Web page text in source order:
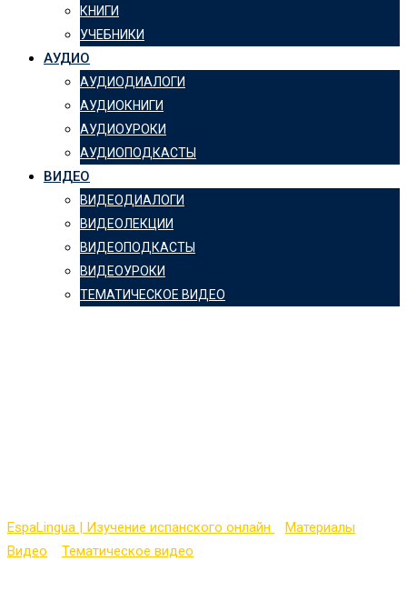
КНИГИ
УЧЕБНИКИ
АУДИО
АУДИОДИАЛОГИ
АУДИОКНИГИ
АУДИОУРОКИ
АУДИОПОДКАСТЫ
ВИДЕО
ВИДЕОДИАЛОГИ
ВИДЕОЛЕКЦИИ
ВИДЕОПОДКАСТЫ
ВИДЕОУРОКИ
ТЕМАТИЧЕСКОЕ ВИДЕО
EspaLingua | Изучение испанского онлайн Материалы
Видео
Тематическое видео